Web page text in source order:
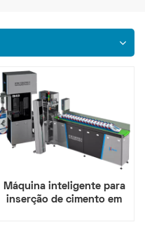
Máquina inteligente para
inserção de cimento em